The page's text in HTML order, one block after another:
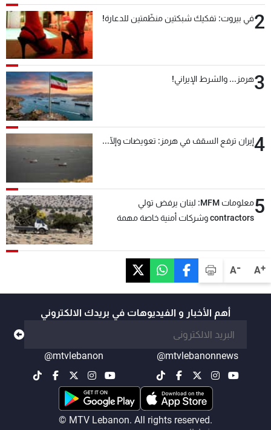
A+
A-
2في بيروت: تفكيك شبكتين منظّمتين للدعارة!
3هرمز... والشرط الإيراني!
4إيران ترفع السقف في هرمز: تعويضات وإلّا...
5
معلومات MFM: لبنان يرفض تولي
contractors وشركات أمنية خاصة مهمة
أهم الأخبار و الفيديوهات في بريدك الالكتروني
@mtvlebanonnews
@mtvlebanon
© MTV Lebanon. All rights reserved.